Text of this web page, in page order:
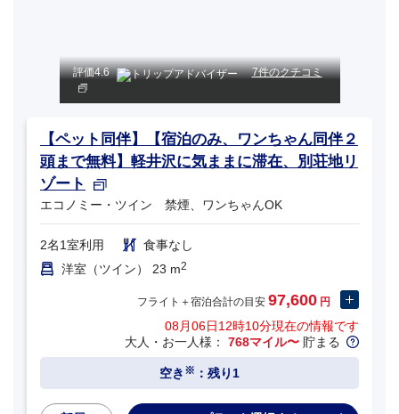
評価4.6 7件のクチコミ
【ペット同伴】【宿泊のみ、ワンちゃん同伴２
頭まで無料】軽井沢に気ままに滞在、別荘地リ
ゾート
エコノミー・ツイン 禁煙、ワンちゃんOK
2名1室利用
食事なし
洋室（ツイン） 23 m2
フライト＋宿泊合計の目安 97,600 円
08月06日12時10分現在の情報です
大人・お一人様： 768マイル〜 貯まる
空き ※ ：残り1